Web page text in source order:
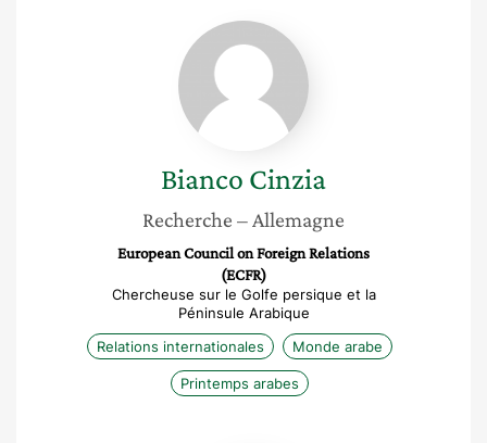
Bianco
Cinzia
Bianco Cinzia
Recherche – Allemagne
European Council on Foreign Relations
(ECFR)
Chercheuse sur le Golfe persique et la
Péninsule Arabique
Relations internationales
Monde arabe
Printemps arabes